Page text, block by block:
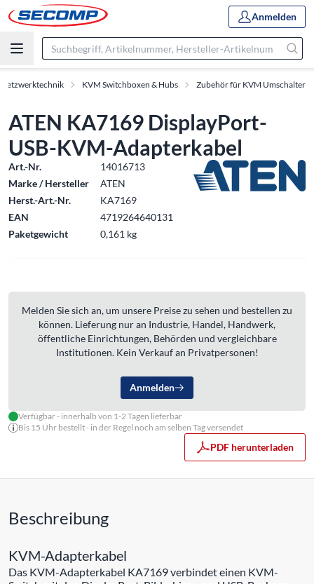
Anmelden
KVM Switchboxen & Hubs Zubehör für KVM Umschalter
ATEN KA7169 DisplayPort-
USB-KVM-Adapterkabel
Art.-Nr.
14016713
Marke / Hersteller
ATEN
Herst.-Art.-Nr.
KA7169
EAN
4719264640131
Paketgewicht
0,161 kg
Melden Sie sich an, um unsere Preise zu sehen und bestellen zu
können. Lieferung nur an Industrie, Handel, Handwerk,
öffentliche Einrichtungen, Behörden und vergleichbare
Institutionen. Kein Verkauf an Privatpersonen!
Anmelden
Verfügbar - innerhalb von 1-2 Tagen lieferbar
Bis 15 Uhr bestellt - in der Regel noch am selben Tag versendet
PDF herunterladen
Beschreibung
KVM-Adapterkabel
Das KVM-Adapterkabel KA7169 verbindet einen KVM-